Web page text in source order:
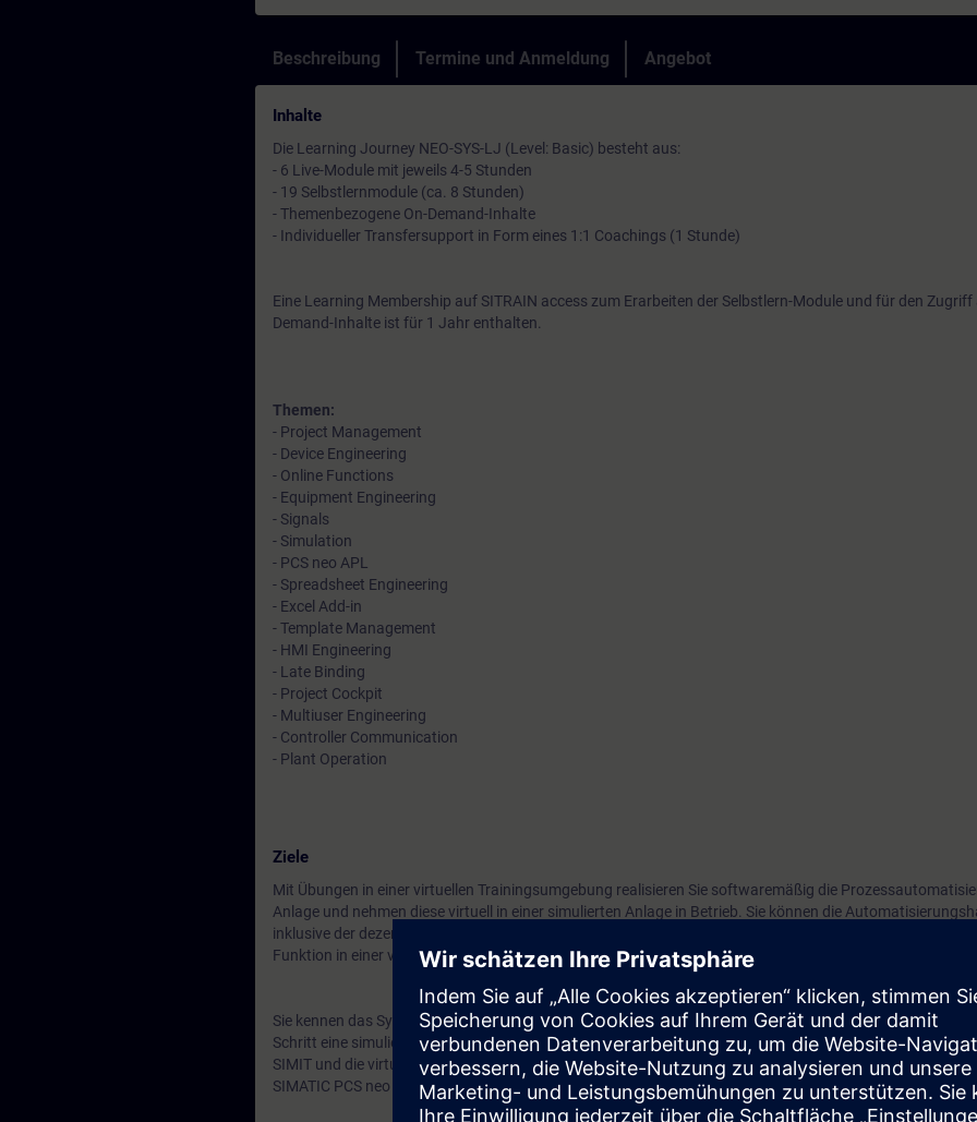
Sie bei Ihrem persönlichen Praxistransfer unterstützen.
Beschreibung Termine und Anmeldung Angebot
Inhalte
Die Learning Journey NEO-SYS-LJ (Level: Basic) besteht aus:
- 6 Live-Module mit jeweils 4-5 Stunden
- 19 Selbstlernmodule (ca. 8 Stunden)
- Themenbezogene On-Demand-Inhalte
- Individueller Transfersupport in Form eines 1:1 Coachings (1 Stunde)
Eine Learning Membership auf SITRAIN access zum Erarbeiten der Selbstlern-Module und für den Zugriff
Demand-Inhalte ist für 1 Jahr enthalten.
Themen:
- Project Management
- Device Engineering
- Online Functions
- Equipment Engineering
- Signals
- Simulation
- PCS neo APL
- Spreadsheet Engineering
- Excel Add-in
- Template Management
- HMI Engineering
- Late Binding
- Project Cockpit
- Multiuser Engineering
- Controller Communication
- Plant Operation
Ziele
Mit Übungen in einer virtuellen Trainingsumgebung realisieren Sie softwaremäßig die
Anlage und nehmen diese virtuell in einer simulierten Anlage in Betrieb. Sie können die
inklusive der dezentralen Peripherie mit digitalen und analogen Signalen in SIMATIC PCS neo konfigurieren
Funktion in einer virtuellen Umgebung testen.
Sie kennen das Systemkonzept und den allgemeinen Systemaufbau von SIMATIC PCS neo. Sie
Schritt eine simulierte Anlage, und nehmen sie virtuell in Betrieb. Sie kümmern sich um das PCS neo
SIMIT und die virtuelle Steuerung in "PCS neo in the cloud". Nach Abschluss der Learning Journey sind
SIMATIC PCS neo Projekt technisch korrekt und voll funktionsfähig zu erstellen, zu betreiben und zu